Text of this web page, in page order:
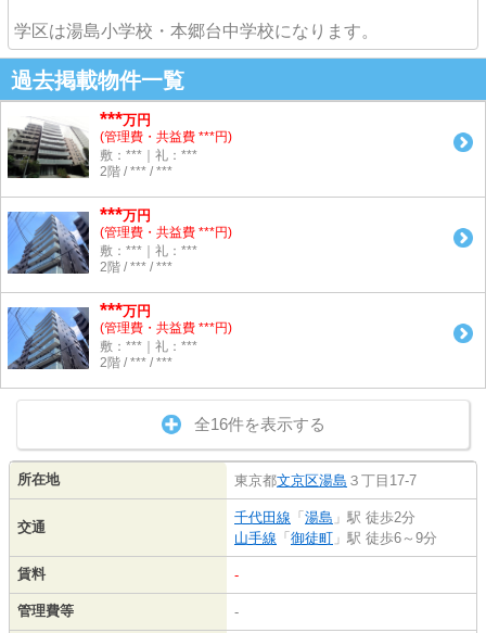
学区は湯島小学校・本郷台中学校になります。
過去掲載物件一覧
***万円
(管理費・共益費 ***円)
敷：***｜礼：***
2階 / *** / ***
***万円
(管理費・共益費 ***円)
敷：***｜礼：***
2階 / *** / ***
***万円
(管理費・共益費 ***円)
敷：***｜礼：***
2階 / *** / ***
全16件を表示する
所在地 東京都文京区湯島 ３丁目17-7
交通
千代田線 「 湯島 」駅 徒歩2分
山手線 「 御徒町 」駅 徒歩6～9分
賃料 -
管理費等 -